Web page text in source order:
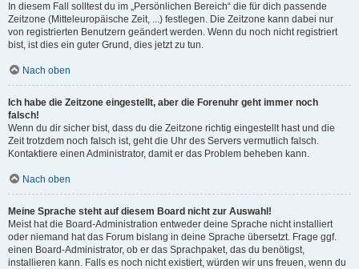
In diesem Fall solltest du im „Persönlichen Bereich“ die für dich passende
Zeitzone (Mitteleuropäische Zeit, ...) festlegen. Die Zeitzone kann dabei nur
von registrierten Benutzern geändert werden. Wenn du noch nicht registriert
bist, ist dies ein guter Grund, dies jetzt zu tun.
Nach oben
Ich habe die Zeitzone eingestellt, aber die Forenuhr geht immer noch
falsch!
Wenn du dir sicher bist, dass du die Zeitzone richtig eingestellt hast und die
Zeit trotzdem noch falsch ist, geht die Uhr des Servers vermutlich falsch.
Kontaktiere einen Administrator, damit er das Problem beheben kann.
Nach oben
Meine Sprache steht auf diesem Board nicht zur Auswahl!
Meist hat die Board-Administration entweder deine Sprache nicht installiert
oder niemand hat das Forum bislang in deine Sprache übersetzt. Frage ggf.
einen Board-Administrator, ob er das Sprachpaket, das du benötigst,
installieren kann. Falls es noch nicht existiert, würden wir uns freuen, wenn du